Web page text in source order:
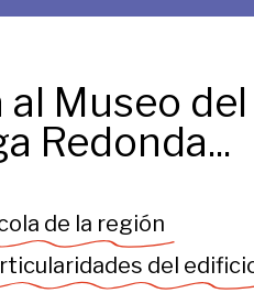
Museo del
Redonda...
de la región
del